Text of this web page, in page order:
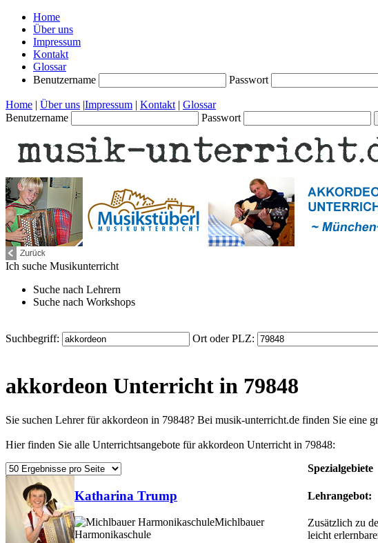
Home
Über uns
Impressum
Kontakt
Glossar
Benutzername
Passwort
Home | Über uns |Impressum | Kontakt | Glossar
Benutzername
Passwort
Ich suche Musikunterricht
Suche nach Lehrern
Suche nach Workshops
Suchbegriff: Ort oder PLZ:
akkordeon Unterricht in 79848
Sie suchen Lehrer für akkordeon in 79848? Bei musik-unterricht.de finden Sie eine
Hier finden Sie alle Unterrichtsangebote für akkordeon Unterricht in 79848:
Spezialgebiete
Katharina Trump
Michlbauer
Harmonikaschule
Lehrangebot:
Zusätzlich zu
leicht